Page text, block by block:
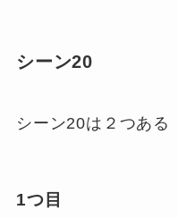
シーン20
シーン20は２つある
1つ目